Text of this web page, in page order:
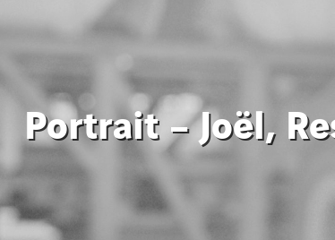
Portrait – Joël,